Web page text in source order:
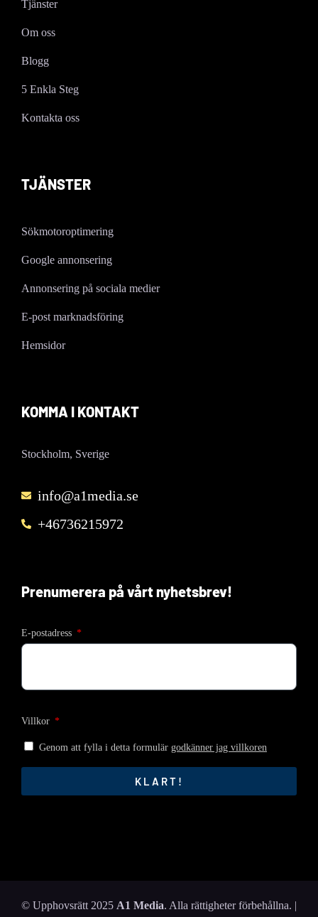
Tjänster
Om oss
Blogg
5 Enkla Steg
Kontakta oss
TJÄNSTER
Sökmotoroptimering
Google annonsering
Annonsering på sociala medier
E-post marknadsföring
Hemsidor
KOMMA I KONTAKT
Stockholm, Sverige
info@a1media.se
+46736215972
Prenumerera på vårt nyhetsbrev!
E-postadress
Villkor
Genom att fylla i detta formulär godkänner jag villkoren
KLART!
© Upphovsrätt 2025 A1 Media. Alla rättigheter förbehållna. |